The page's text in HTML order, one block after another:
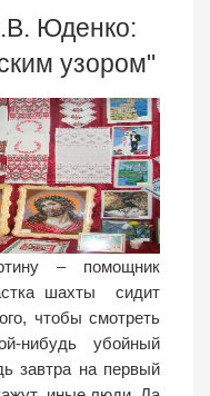
Юденко:
узором"
– помощник
шахты сидит
чтобы смотреть
нибудь убойный
завтра на первый